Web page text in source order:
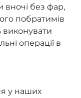
вночі без фар,
побратимів
виконувати
операції в
у наших